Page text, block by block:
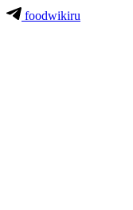
foodwikiru